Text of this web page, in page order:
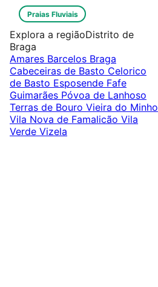
Praias Fluviais
Explora a regiãoDistrito de
Braga
Amares Barcelos Braga
Cabeceiras de Basto Celorico
de Basto Esposende Fafe
Guimarães Póvoa de Lanhoso
Terras de Bouro Vieira do Minho
Vila Nova de Famalicão Vila
Verde Vizela